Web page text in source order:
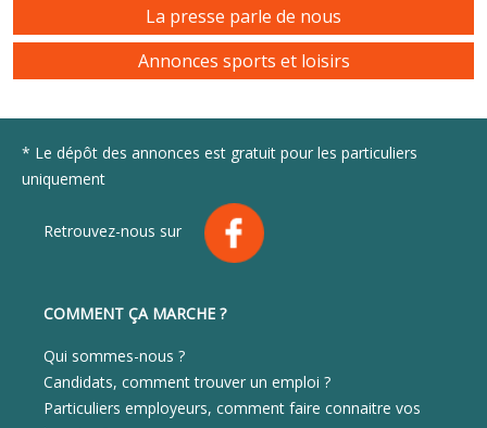
La presse parle de nous
Annonces sports et loisirs
* Le dépôt des annonces est gratuit pour les particuliers
uniquement
Retrouvez-nous sur
COMMENT ÇA MARCHE ?
Qui sommes-nous ?
Candidats, comment trouver un emploi ?
Particuliers employeurs, comment faire connaitre vos